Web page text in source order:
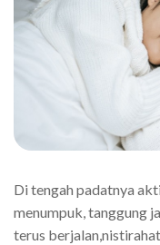
Di tengah padatnya
menumpuk, tanggung
terus